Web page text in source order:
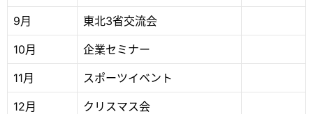
9月 東北3省交流会
10月 企業セミナー
11月 スポーツイベント
12月 クリスマス会